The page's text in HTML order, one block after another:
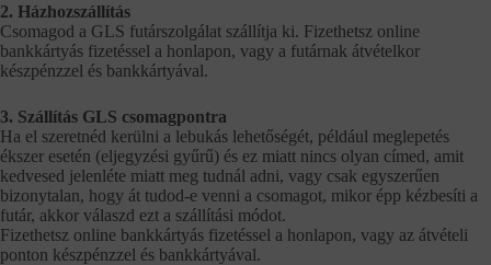
2. Házhozszállítás
Csomagod a GLS futárszolgálat szállítja ki. Fizethetsz online
bankkártyás fizetéssel a honlapon, vagy a futárnak átvételkor
készpénzzel és bankkártyával.
3. Szállítás GLS csomagpontra
Ha el szeretnéd kerülni a lebukás lehetőségét, például meglepetés
ékszer esetén (eljegyzési gyűrű) és ez miatt nincs olyan címed, amit
kedvesed jelenléte miatt meg tudnál adni, vagy csak egyszerűen
bizonytalan, hogy át tudod-e venni a csomagot, mikor épp kézbesíti a
futár, akkor válaszd ezt a szállítási módot.
Fizethetsz online bankkártyás fizetéssel a honlapon, vagy az átvételi
ponton készpénzzel és bankkártyával.